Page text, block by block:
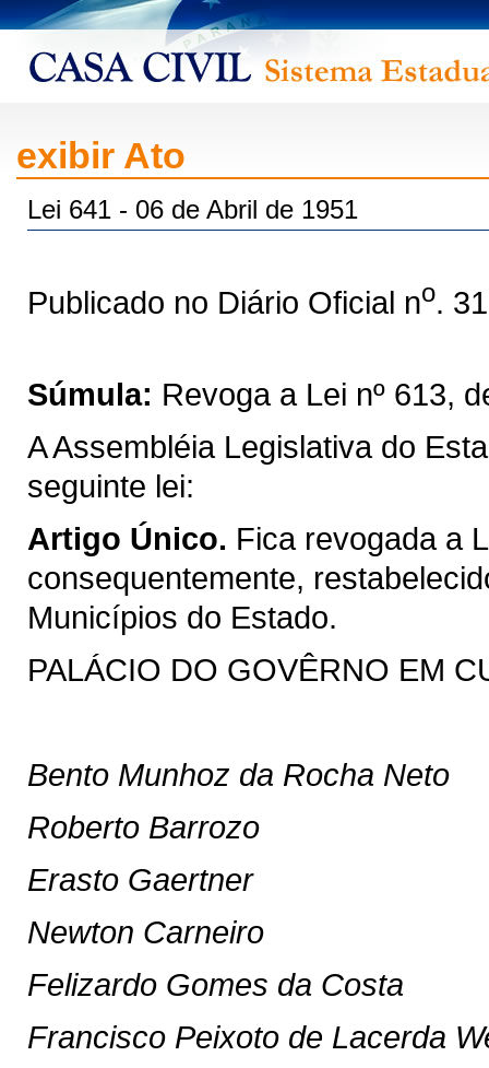
exibir Ato
Lei 641 - 06 de Abril de 1951
Publicado no Diário Oficial no.
Súmula: Revoga a Lei nº 613,
A Assembléia Legislativa do
seguinte lei:
Artigo Único. Fica revogada a
consequentemente,
Municípios do Estado.
PALÁCIO DO GOVÊRNO EM
Bento Munhoz da Rocha Neto
Roberto Barrozo
Erasto Gaertner
Newton Carneiro
Felizardo Gomes da Costa
Francisco Peixoto de Lacerda